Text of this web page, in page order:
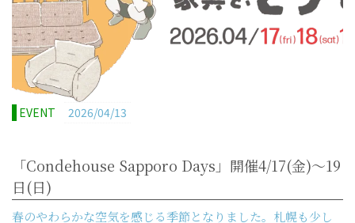
EVENT 2026/04/13
「Condehouse Sapporo Days」開催4/17(金)～19
日(日)
春のやわらかな空気を感じる季節となりました。札幌も少し